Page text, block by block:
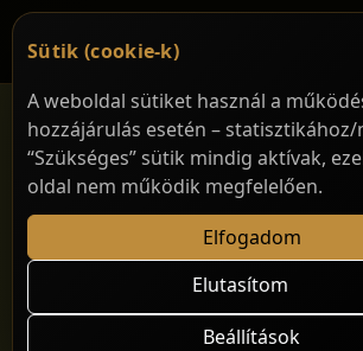
Sütik (cookie-k)
A weboldal sütiket használ a
hozzájárulás esetén –
“Szükséges” sütik mindig aktívak,
oldal nem működik megfelelően.
Elfogadom
Elutasítom
Beállítások